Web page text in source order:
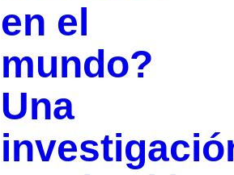
en el
mundo?
Una